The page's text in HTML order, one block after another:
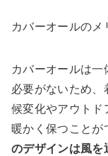
カバーオールのメ
カバーオールは一
必要がないため、
候変化やアウトド
暖かく保つことが
のデザインは風を